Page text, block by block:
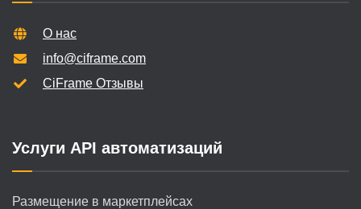
О нас
info@ciframe.com
CiFrame Отзывы
Услуги API автоматизаций
Размещение в маркетплейсах